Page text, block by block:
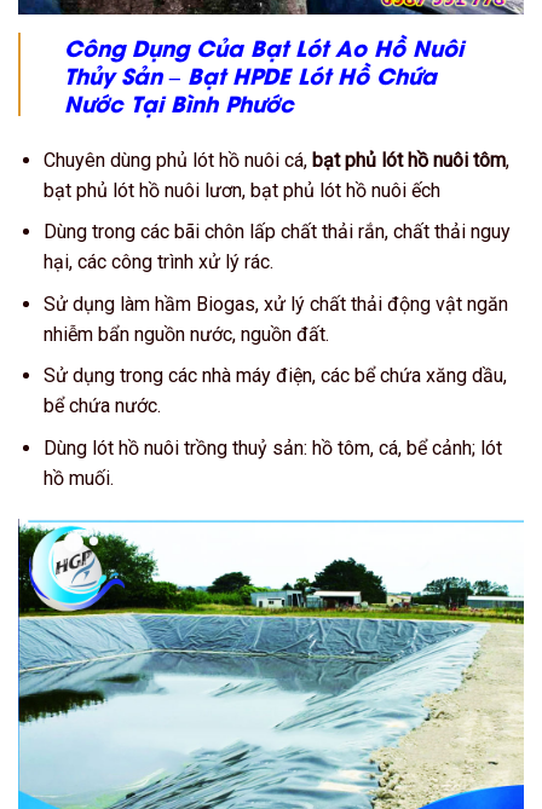
Công Dụng Của Bạt Lót Ao Hồ Nuôi
Thủy Sản – Bạt HPDE Lót Hồ Chứa
Nước Tại Bình Phước
Chuyên dùng phủ lót hồ nuôi cá, bạt phủ lót hồ nuôi tôm,
bạt phủ lót hồ nuôi lươn, bạt phủ lót hồ nuôi ếch
Dùng trong các bãi chôn lấp chất thải rắn, chất thải nguy
hại, các công trình xử lý rác.
Sử dụng làm hầm Biogas, xử lý chất thải động vật ngăn
nhiễm bẩn nguồn nước, nguồn đất.
Sử dụng trong các nhà máy điện, các bể chứa xăng dầu,
bể chứa nước.
Dùng lót hồ nuôi trồng thuỷ sản: hồ tôm, cá, bể cảnh; lót
hồ muối.